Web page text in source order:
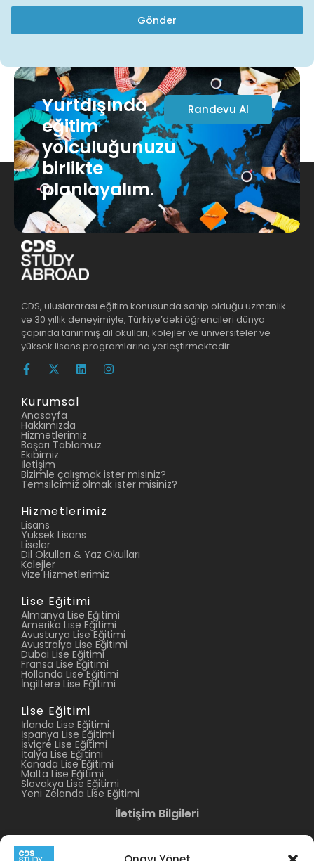
Gönder
Yurtdışında
eğitim
yolculuğunuzu
birlikte
planlayalım.
Randevu Al
CDS, uluslararası eğitim konusunda sahip olduğu uzmanlık
ve 30 yıllık deneyimiyle, Türkiye’deki öğrencileri dünya
çapında tanınmış dil okulları, kolejler ve üniversiteler ve
yüksek lisans programlarına yerleştirmektedir.
Kurumsal
Anasayfa
Hakkımızda
Hizmetlerimiz
Başarı Tablomuz
Ekibimiz
İletişim
Bizimle çalışmak ister misiniz?
Temsilcimiz olmak ister misiniz?
Hizmetlerimiz
Lisans
Yüksek Lisans
Liseler
Dil Okulları & Yaz Okulları
Kolejler
Vize Hizmetlerimiz
Lise Eğitimi
Almanya Lise Eğitimi
Amerika Lise Eğitimi
Avusturya Lise Eğitimi
Avustralya Lise Eğitimi
Dubai Lise Eğitimi
Fransa Lise Eğitimi
Hollanda Lise Eğitimi
İngiltere Lise Eğitimi
Lise Eğitimi
İrlanda Lise Eğitimi
İspanya Lise Eğitimi
İsviçre Lise Eğitimi
İtalya Lise Eğitimi
Kanada Lise Eğitimi
Malta Lise Eğitimi
Slovakya Lise Eğitimi
Yeni Zelanda Lise Eğitimi
İletişim Bilgileri
CDS Altunizade
+90 212 319 38 29